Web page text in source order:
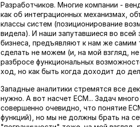
Разработчиков. Многие компании -
как об интеграционных механизмах,
классы систем (позиционирование
видела). И наши запутавшиеся во всей
бизнеса, предъявляют к нам же самим
сделать не можем (и, на мой взгляд,
разбросе функциональных
ход, но как быть когда доходит до
Западные аналитики стремятся все
нужно. А вот насчет ECM... Задач
совершенно очевидно, что понятие
функций), но мы не должны брать на